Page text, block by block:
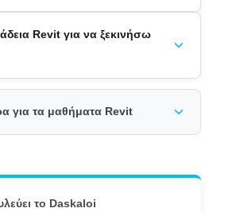
Revit για να ξεκινήσω
για τα μαθήματα Revit
το Daskaloi